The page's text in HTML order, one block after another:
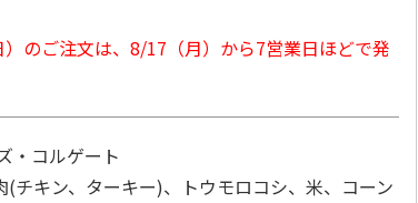
のご注文は、8/17（月）から7営業日ほどで発
・コルゲート
(チキン、ターキー)、トウモロコシ、米、コーン